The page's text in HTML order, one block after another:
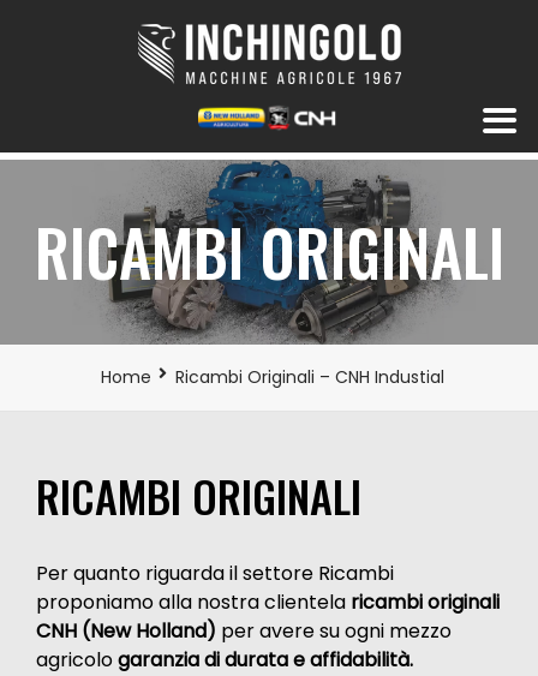
RICAMBI ORIGINALI
Home Ricambi Originali – CNH Industial
RICAMBI ORIGINALI
Per quanto riguarda il settore Ricambi
proponiamo alla nostra clientela ricambi originali
CNH (New Holland) per avere su ogni mezzo
agricologaranzia di durata e affidabilità.